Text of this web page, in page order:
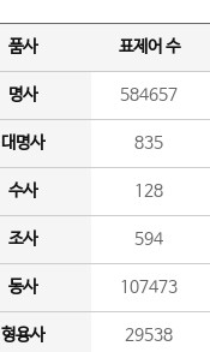
품사 표제어 수
명사 584657
대명사 835
수사 128
조사 594
동사 107473
형용사 29538